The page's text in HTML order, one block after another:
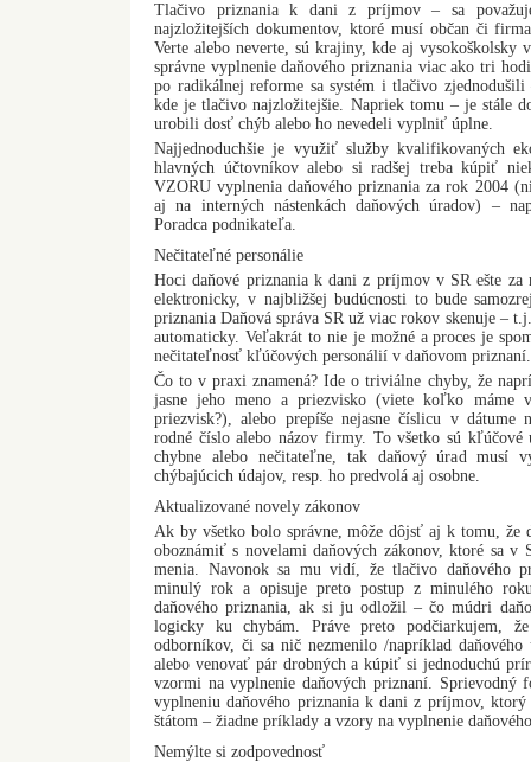
Tlačivo priznania k dani z príjmov – sa
najzložitejších dokumentov, ktoré musí občan či
Verte alebo neverte, sú krajiny, kde aj vysokoškolsky
správne vyplnenie daňového priznania viac ako tri
po radikálnej reforme sa systém i tlačivo
kde je tlačivo najzložitejšie. Napriek tomu – je stále
urobili dosť chýb alebo ho nevedeli vyplniť úplne.
Najjednoduchšie je využiť služby kvalifikovaných
hlavných účtovníkov alebo si radšej treba kúpiť
VZORU vyplnenia daňového priznania za rok 2004
aj na interných nástenkách daňových úradov) –
Poradca podnikateľa.
Nečitateľné personálie
Hoci daňové priznania k dani z príjmov v SR ešte
elektronicky, v najbližšej budúcnosti to bude
priznania Daňová správa SR už viac rokov skenuje –
automaticky. Veľakrát to nie je možné a proces je
nečitateľnosť kľúčových personálií v daňovom priznaní.
Čo to v praxi znamená? Ide o triviálne chyby, že
jasne jeho meno a priezvisko (viete koľko máme
priezvisk?), alebo prepíše nejasne číslicu v dátume
rodné číslo alebo názov firmy. To všetko sú
chybne alebo nečitateľne, tak daňový úrad musí
chýbajúcich údajov, resp. ho predvolá aj osobne.
Aktualizované novely zákonov
Ak by všetko bolo správne, môže dôjsť aj k tomu, že
oboznámiť s novelami daňových zákonov, ktoré sa v
menia. Navonok sa mu vidí, že tlačivo daňového
minulý rok a opisuje preto postup z minulého
daňového priznania, ak si ju odložil – čo múdri
logicky ku chybám. Práve preto podčiarkujem,
odborníkov, či sa nič nezmenilo /napríklad daňového
alebo venovať pár drobných a kúpiť si jednoduchú
vzormi na vyplnenie daňových priznaní. Sprievodný
vyplneniu daňového priznania k dani z príjmov, ktorý
štátom – žiadne príklady a vzory na vyplnenie
Nemýlte si zodpovednosť